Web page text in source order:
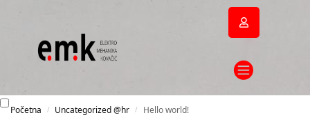
Početna / Uncategorized @hr / Hello world!